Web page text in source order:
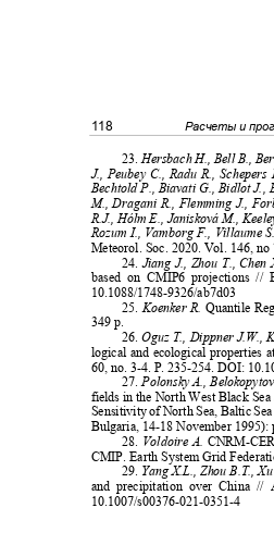
118 Расчеты и
23.Hersbach H., Bell B.,
J., Peubey C., Radu R.,
Bechtold P., Biavati G., Bidlot
M., Dragani R., Flemming J.,
R.J., Hólm E., Janisková M.,
Rozum I., Vamborg F., Villaume
Meteorol. Soc. 2020. Vol. 146,
24.Jiang J., Zhou T., Chen
based on CMIP6 projections
10.1088/1748-9326/ab7d03
25. Koеnkеr R.Quantilе Rе
349 p.
26.Oguz T., Dippner J.W.,
logical and ecological properties
60, no. 3-4. P. 235-254. DOI:
27.Polonsky A.,
fields in the North West Black
Sensitivity of North Sea, Baltic
Bulgaria, 14-18 November 1995):
28. Voldoire A. CNRM-
CMIP. Earth System Grid
29. Yang X.L., Zhou B.T.,
and precipitation over China
10.1007/s00376-021-0351-4